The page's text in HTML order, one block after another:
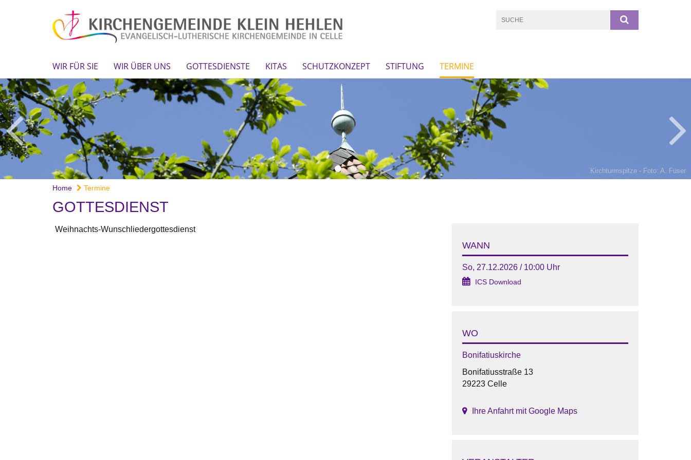
WIR FÜR SIE WIR ÜBER UNS GOTTESDIENSTE KITAS SCHUTZKONZEPT STIFTUNG TERMINE
Kirchturmspitze - Foto: A. Füser
Home Termine
GOTTESDIENST
Weihnachts-Wunschliedergottesdienst
WANN
So, 27.12.2026 / 10:00 Uhr
ICS Download
WO
Bonifatiuskirche
Bonifatiusstraße 13
29223 Celle
Ihre Anfahrt mit Google Maps